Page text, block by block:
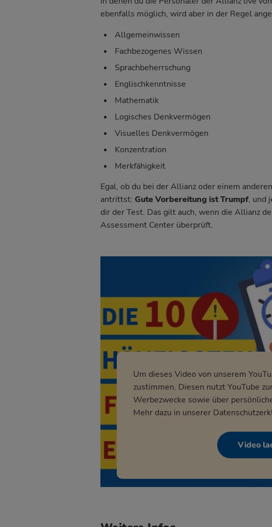
ebenfalls möglich, wird aber in der Regel
Allgemeinwissen
Fachbezogenes Wissen
Sprachbeherrschung
Englischkenntnisse
Mathematik
Logisches Denkvermögen
Visuelles Denkvermögen
Konzentration
Merkfähigkeit
Egal, ob du bei der Allianz oder einem
antrittst: Gute Vorbereitung ist Trumpf, und
dir der Test. Das gilt auch, wenn die Allianz
Assessment Center überprüft.
Um dieses Video von unserem
zustimmen. Diesen nutzt YouTube
Werbezwecke sowie über
Mehr dazu in unserer
Video